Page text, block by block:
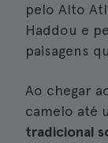
pelo Alto
Haddou e
paisagens
Ao chegar
camelo até
tradicional